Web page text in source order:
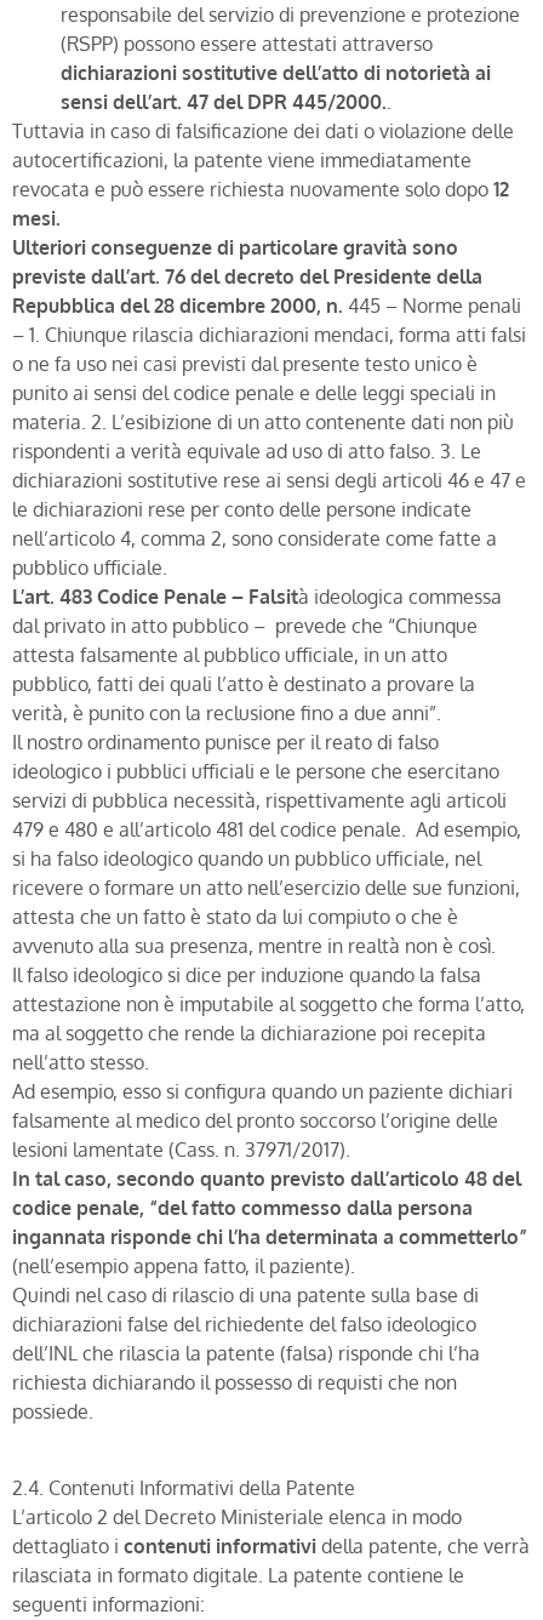
responsabile del servizio di prevenzione e protezione
(RSPP) possono essere attestati attraverso
dichiarazioni sostitutive dell’atto di notorietà ai
sensi dell’art. 47 del DPR 445/2000..
Tuttavia in caso di falsificazione dei dati o violazione delle
autocertificazioni, la patente viene immediatamente
revocata e può essere richiesta nuovamente solo dopo 12
mesi.
Ulteriori conseguenze di particolare gravità sono
previste dall’art. 76 del decreto del Presidente della
Repubblica del 28 dicembre 2000, n. 445 – Norme penali
– 1. Chiunque rilascia dichiarazioni mendaci, forma atti falsi
o ne fa uso nei casi previsti dal presente testo unico è
punito ai sensi del codice penale e delle leggi speciali in
materia. 2. L’esibizione di un atto contenente dati non più
rispondenti a verità equivale ad uso di atto falso. 3. Le
dichiarazioni sostitutive rese ai sensi degli articoli 46 e 47 e
le dichiarazioni rese per conto delle persone indicate
nell’articolo 4, comma 2, sono considerate come fatte a
pubblico ufficiale.
L’art. 483 Codice Penale – Falsità ideologica commessa
dal privato in atto pubblico – prevede che “Chiunque
attesta falsamente al pubblico ufficiale, in un atto
pubblico, fatti dei quali l’atto è destinato a provare la
verità, è punito con la reclusione fino a due anni”.
Il nostro ordinamento punisce per il reato di falso
ideologico i pubblici ufficiali e le persone che esercitano
servizi di pubblica necessità, rispettivamente agli articoli
479 e 480 e all’articolo 481 del codice penale. Ad esempio,
si ha falso ideologico quando un pubblico ufficiale, nel
ricevere o formare un atto nell’esercizio delle sue funzioni,
attesta che un fatto è stato da lui compiuto o che è
avvenuto alla sua presenza, mentre in realtà non è così.
Il falso ideologico si dice per induzione quando la falsa
attestazione non è imputabile al soggetto che forma l’atto,
ma al soggetto che rende la dichiarazione poi recepita
nell’atto stesso.
Ad esempio, esso si configura quando un paziente dichiari
falsamente al medico del pronto soccorso l’origine delle
lesioni lamentate (Cass. n. 37971/2017).
In tal caso, secondo quanto previsto dall’articolo 48 del
codice penale, “del fatto commesso dalla persona
ingannata risponde chi l’ha determinata a commetterlo”
(nell’esempio appena fatto, il paziente).
Quindi nel caso di rilascio di una patente sulla base di
dichiarazioni false del richiedente del falso ideologico
dell’INL che rilascia la patente (falsa) risponde chi l’ha
richiesta dichiarando il possesso di requisti che non
possiede.
2.4. Contenuti Informativi della Patente
L’articolo 2 del Decreto Ministeriale elenca in modo
dettagliato i contenuti informativi della patente, che verrà
rilasciata in formato digitale. La patente contiene le
seguenti informazioni: